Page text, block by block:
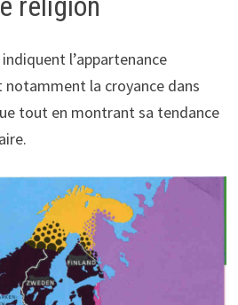
l’appartenance
la croyance dans
tout en montrant sa tendance